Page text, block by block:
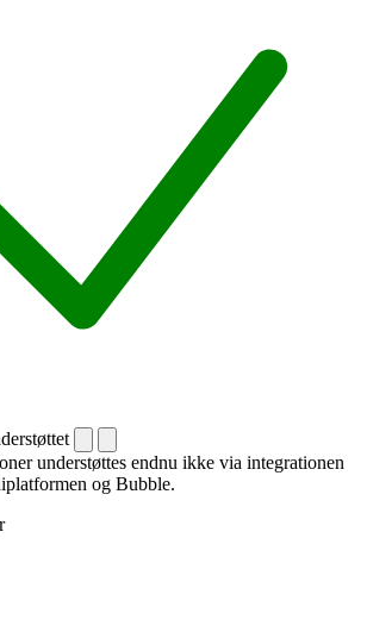
understøttes endnu ikke via integrationen
og Bubble.